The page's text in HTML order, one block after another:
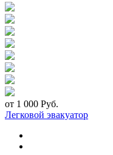
от 1 000 Руб.
Легковой эвакуатор